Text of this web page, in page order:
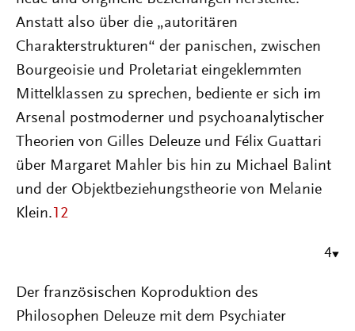
Anstatt also über die „autoritären
Charakterstrukturen“ der panischen, zwischen
Bourgeoisie und Proletariat eingeklemmten
Mittelklassen zu sprechen, bediente er sich im
Arsenal postmoderner und psychoanalytischer
Theorien von Gilles Deleuze und Félix Guattari
über Margaret Mahler bis hin zu Michael Balint
und der Objektbeziehungstheorie von Melanie
Klein. 12
4
Der französischen Koproduktion des
Philosophen Deleuze mit dem Psychiater